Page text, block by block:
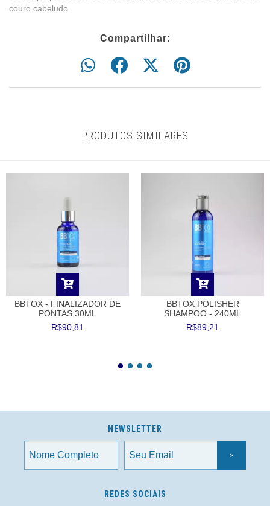
couro cabeludo.
Compartilhar:
PRODUTOS SIMILARES
BBTOX - FINALIZADOR DE
PONTAS 30ML
R$90,81
BBTOX POLISHER
SHAMPOO - 240ML
R$89,21
NEWSLETTER
REDES SOCIAIS